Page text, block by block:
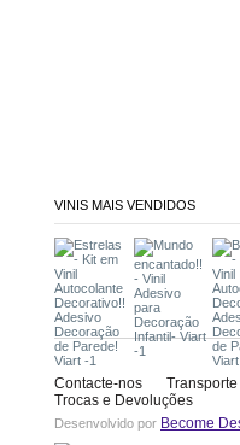
VINIS MAIS VENDIDOS
Contacte-nos
Trocas e Devoluções
Desenvolvido por Become